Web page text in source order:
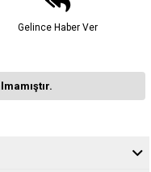
Gelince Haber Ver